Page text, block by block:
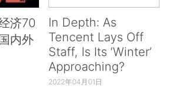
济70
内外
In Depth: As
Tencent Lays Off
Staff, Is Its ‘Winter’
Approaching?
2022年04月01日